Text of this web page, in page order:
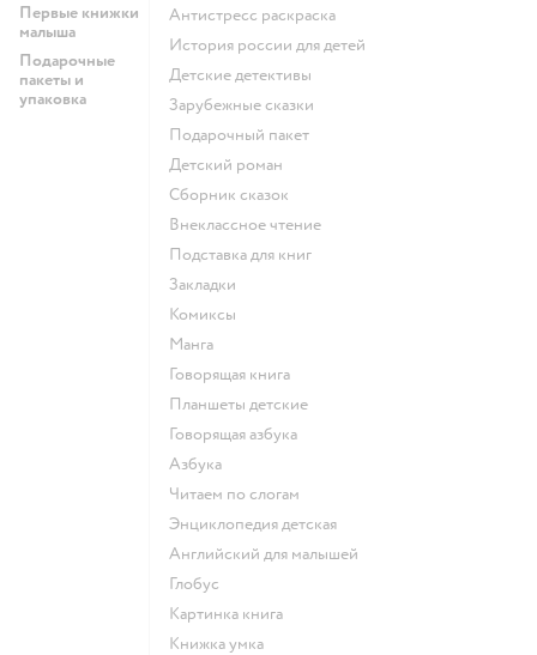
Первые книжки
малыша
Подарочные
пакеты и
упаковка
антистресс раскраска
история россии для детей
детские детективы
зарубежные сказки
подарочный пакет
детский роман
сборник сказок
внеклассное чтение
подставка для книг
закладки
комиксы
манга
говорящая книга
Планшеты детские
говорящая азбука
азбука
читаем по слогам
энциклопедия детская
английский для малышей
глобус
картинка книга
книжка умка